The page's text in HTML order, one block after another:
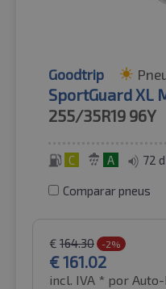
Goodtrip
SportGuard XL
255/35R19 96Y
C A 72
Comparar pneus
€ 164.30 -2%
€161.02
incl. IVA * por Auto-